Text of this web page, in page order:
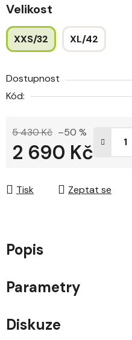
Velikost
XXS/32 XL/42
Dostupnost
Kód:
5 430 Kč –50 %
2 690 Kč
Tisk Zeptat se
Popis
Parametry
Diskuze